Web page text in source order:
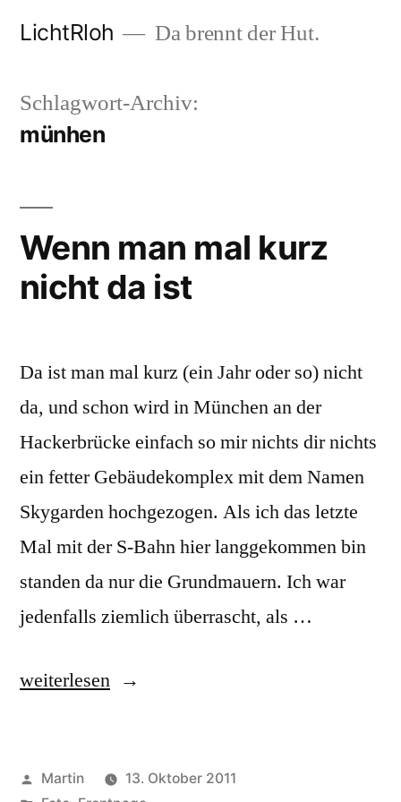
LichtRloh Da brennt der Hut.
Schlagwort-Archiv:
münhen
Wenn man mal kurz
nicht da ist
Da ist man mal kurz (ein Jahr oder so) nicht
da, und schon wird in München an der
Hackerbrücke einfach so mir nichts dir nichts
ein fetter Gebäudekomplex mit dem Namen
Skygarden hochgezogen. Als ich das letzte
Mal mit der S-Bahn hier langgekommen bin
standen da nur die Grundmauern. Ich war
jedenfalls ziemlich überrascht, als …
„Wenn
kurz
weiterlesen
Veröffentlicht
Martin
13. Oktober 2011